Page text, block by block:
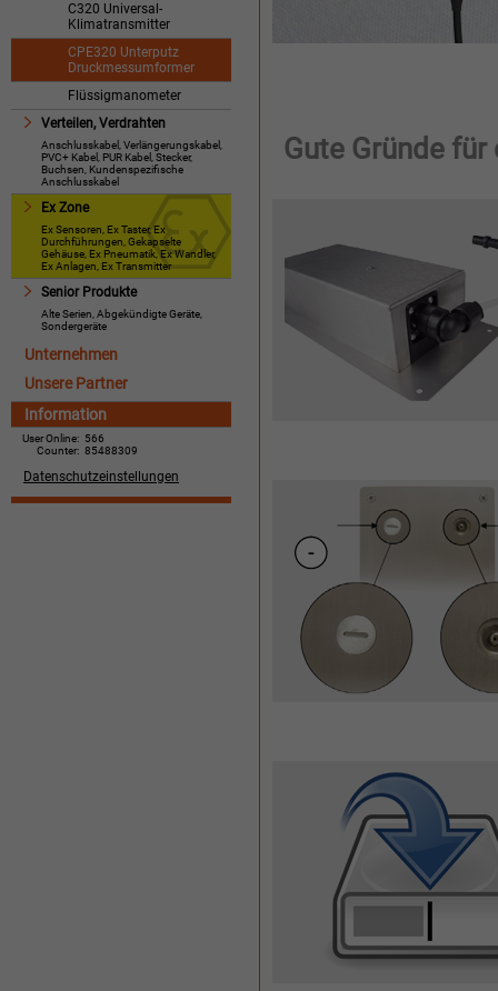
C320 Universal-
Klimatransmitter
CPE320 Unterputz
Druckmessumformer
Flüssigmanometer
Verteilen, Verdrahten
Anschlusskabel, Verlängerungskabel,
PVC+ Kabel, PUR Kabel, Stecker,
Buchsen, Kundenspezifische
Anschlusskabel
Ex Zone
Ex Sensoren, Ex Taster, Ex
Durchführungen, Gekapselte
Gehäuse, Ex Pneumatik, Ex Wandler,
Ex Anlagen, Ex Transmitter
Senior Produkte
Alte Serien, Abgekündigte Geräte,
Sondergeräte
Unternehmen
Unsere Partner
Information
User Online: 566
Counter: 85488309
Datenschutzeinstellungen
Gute Gründe